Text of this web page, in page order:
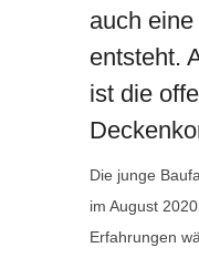
auch
entsteht.
ist die
Die junge
im August
Erfahrungen